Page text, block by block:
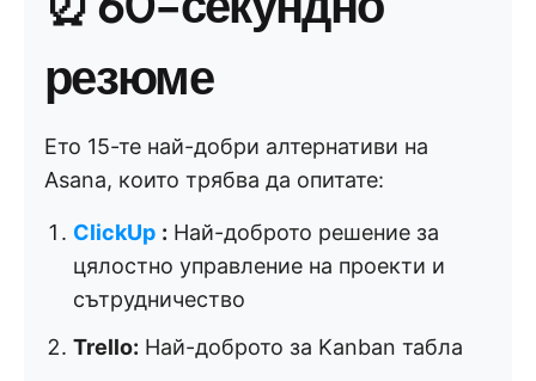
резюме
Ето 15-те най-добри алтернативи на
Asana, които трябва да опитате:
ClickUp : Най-доброто решение за
цялостно управление на проекти и
сътрудничество
Trello: Най-доброто за Kanban табла